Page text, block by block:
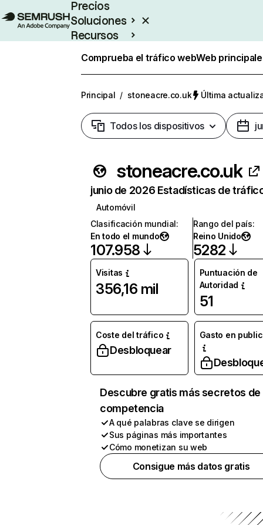
Precios
Soluciones
Recursos
Comprueba el tráfico webWeb
Principal / stoneacre.co.uk Última
Todos los dispositivos
stoneacre.co.uk
junio de 2026 Estadísticas de
Automóvil
Clasificación mundial:
En todo el mundo
107.958
Rango del país:
Reino Unido
5282
Visitas
356,16 mil
Puntuación de
Autoridad
51
Coste del tráfico
Desbloquear
Gasto en
Descubre gratis más secretos de
competencia
A qué palabras clave se dirigen
Sus páginas más importantes
Cómo monetizan su web
Consigue más datos gratis